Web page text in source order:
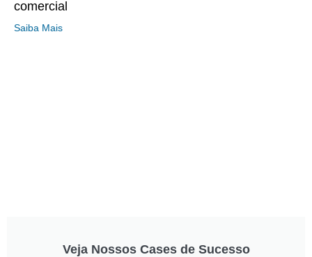
comercial
Saiba Mais
Veja Nossos Cases de Sucesso